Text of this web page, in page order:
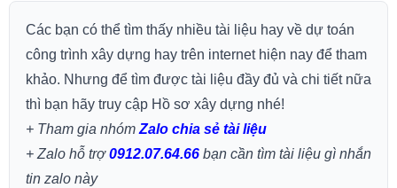
Các bạn có thể tìm thấy nhiều tài liệu hay về dự toán
công trình xây dựng hay trên internet hiện nay để tham
khảo. Nhưng để tìm được tài liệu đầy đủ và chi tiết nữa
thì bạn hãy truy cập Hồ sơ xây dựng nhé!
+ Tham gia nhóm Zalo chia sẻ tài liệu
+ Zalo hỗ trợ0912.07.64.66bạn cần tìm tài liệu gì nhắn
tin zalo này